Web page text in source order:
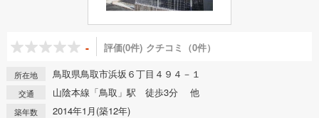
- 評価(0件) クチコミ（0件）
所在地 鳥取県鳥取市浜坂６丁目４９４－１
交通 山陰本線「鳥取」駅 徒歩3分 他
築年数 2014年1月(築12年)